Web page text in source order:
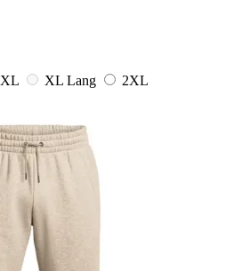
XL XL Lang
2XL